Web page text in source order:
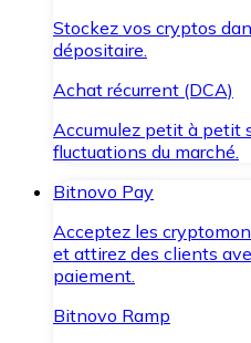
Stockez vos cryptos
dépositaire.
Achat récurrent (DCA)
Accumulez petit à petit
fluctuations du marché.
Bitnovo Pay
Acceptez les
et attirez des clients
paiement.
Bitnovo Ramp